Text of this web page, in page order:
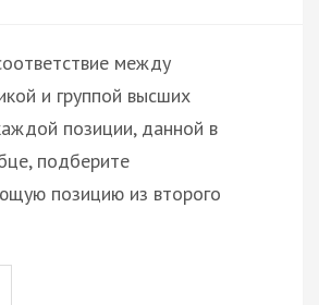
между
и группой высших
позиции, данной в
подберите
позицию из второго